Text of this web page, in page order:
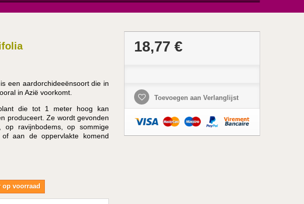
een aardorchideeënsoort die in
in Azië voorkomt.
die tot 1 meter hoog kan
produceert. Ze wordt gevonden
op ravijnbodems, op sommige
aan de oppervlakte komend
op voorraad
18,77 €
Toevoegen aan Verlanglijst